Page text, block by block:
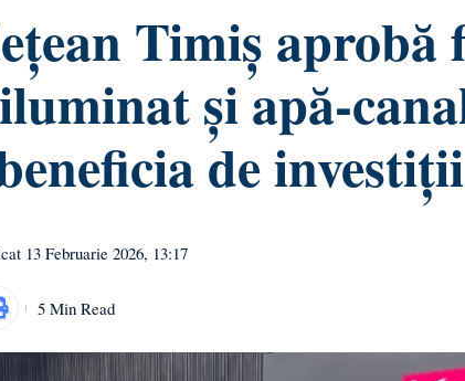
Timiș
și apă-
de investiții
13 Februarie 2026, 13:17
5 Min Read